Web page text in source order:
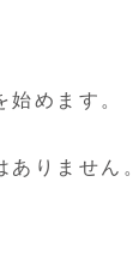
めます。
りません。